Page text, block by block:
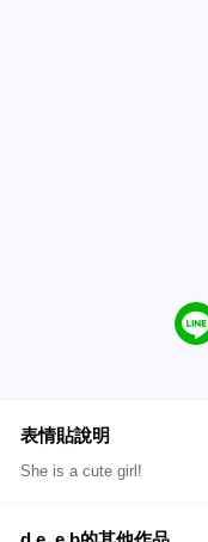
表情貼說明
She is a cute girl!